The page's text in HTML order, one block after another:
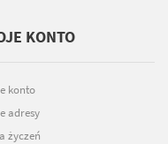
KONTO
konto
adresy
życzeń